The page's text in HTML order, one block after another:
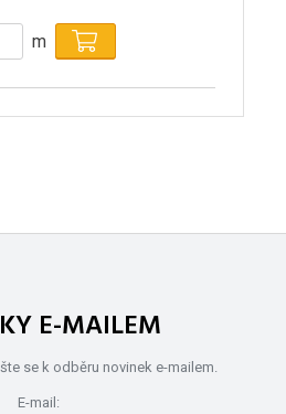
m
E-MAILEM
se k odběru novinek e-mailem.
E-mail: